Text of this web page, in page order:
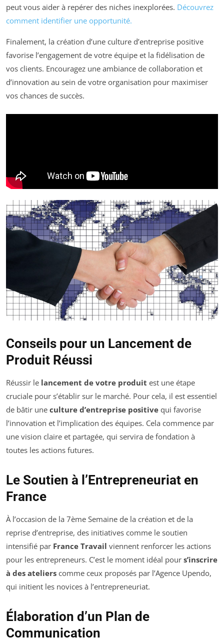
peut vous aider à repérer des niches inexplorées. Découvrez
comment identifier une opportunité.
Finalement, la création d’une culture d’entreprise positive
favorise l’engagement de votre équipe et la fidélisation de
vos clients. Encouragez une ambiance de collaboration et
d’innovation au sein de votre organisation pour maximiser
vos chances de succès.
Conseils pour un Lancement de
Produit Réussi
Réussir le lancement de votre produit est une étape
cruciale pour s’établir sur le marché. Pour cela, il est essentiel
de bâtir une culture d’entreprise positive qui favorise
l’innovation et l’implication des équipes. Cela commence par
une vision claire et partagée, qui servira de fondation à
toutes les actions futures.
Le Soutien à l’Entrepreneuriat en
France
À l’occasion de la 7ème Semaine de la création et de la
reprise d’entreprise, des initiatives comme le soutien
intensifié par France Travail viennent renforcer les actions
pour les entrepreneurs. C’est le moment idéal pour s’inscrire
à des ateliers comme ceux proposés par l’Agence Upendo,
qui initient les novices à l’entrepreneuriat.
Élaboration d’un Plan de
Communication